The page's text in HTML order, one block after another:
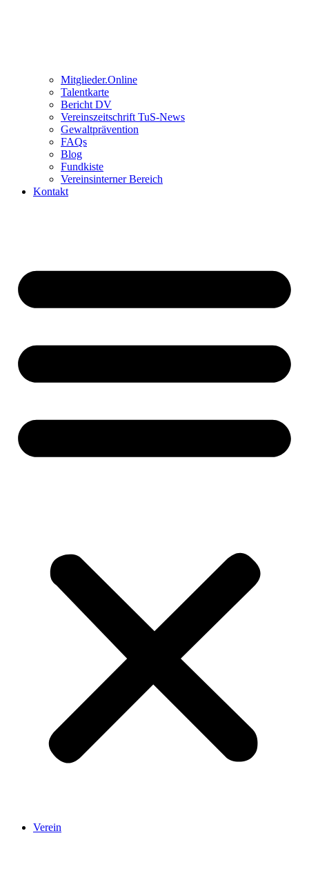
Mitglieder.Online
Talentkarte
Bericht DV
Vereinszeitschrift TuS-News
Gewaltprävention
FAQs
Blog
Fundkiste
Vereinsinterner Bereich
Kontakt
Verein